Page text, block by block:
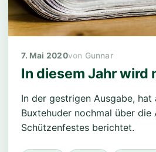
7. Mai 2020 Gunnar
In diesem Jahr
In der gestrigen Ausgabe, hat
Buxtehuder nochmal über die
Schützenfestes berichtet.